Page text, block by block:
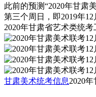
此前的预测“2020年甘肃
第三个周日，即2019年
2020年甘肃省艺术类统考
甘肃美术统考信息2020